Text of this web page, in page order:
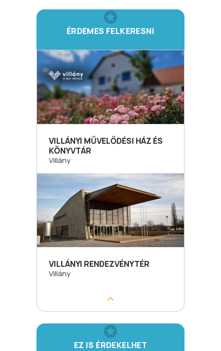
ÉRDEMES FELKERESNI
VILLÁNYI MŰVELŐDÉSI HÁZ ÉS
KÖNYVTÁR
Villány
VILLÁNYI RENDEZVÉNYTÉR
Villány
EZ IS ÉRDEKELHET